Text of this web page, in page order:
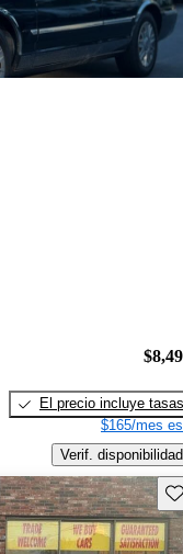
El precio incluye tasas
$165/mes
Verif. disponibilidad